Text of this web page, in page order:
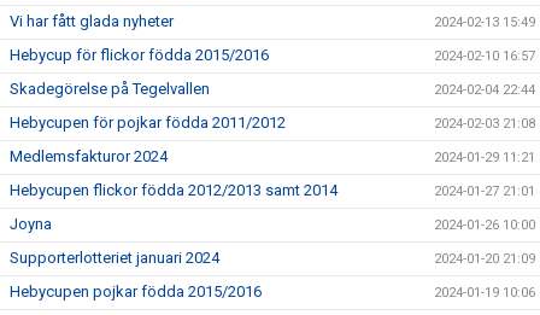
Vi har fått glada nyheter 2024-02-13 15:49
Hebycup för flickor födda 2015/2016 2024-02-10 16:57
Skadegörelse på Tegelvallen 2024-02-04 22:44
Hebycupen för pojkar födda 2011/2012 2024-02-03 21:08
Medlemsfakturor 2024 2024-01-29 11:21
Hebycupen flickor födda 2012/2013 samt 2014 2024-01-27 21:01
Joyna 2024-01-26 10:00
Supporterlotteriet januari 2024 2024-01-20 21:09
Hebycupen pojkar födda 2015/2016 2024-01-19 10:06